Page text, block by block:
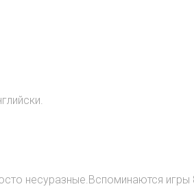
несуразные.Вспоминаются игры